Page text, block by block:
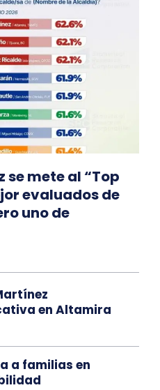
mete al “Top
evaluados de
uno de
en Altamira
a familias en